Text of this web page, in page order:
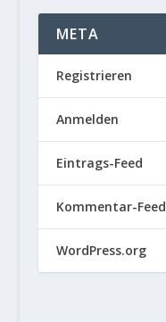
META
Registrieren
Anmelden
Eintrags-Feed
Kommentar-Feed
WordPress.org